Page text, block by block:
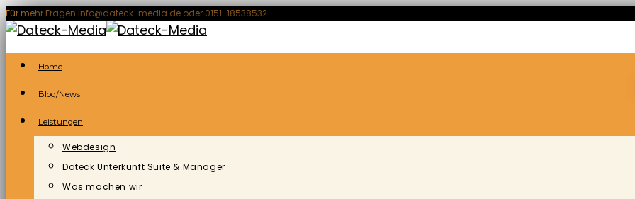
Zum
Inhalt
springen
Für mehr Fragen info@dateck-media.de oder 0151-18538532
Home
Blog/News
Leistungen
Webdesign
Dateck Unterkunft Suite & Manager
Was machen wir